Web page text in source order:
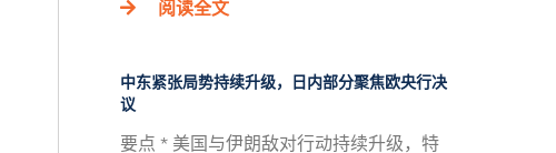
阅读全文
中东紧张局势持续升级，日内部分聚焦欧央行决
议
要点 * 美国与伊朗敌对行动持续升级，特